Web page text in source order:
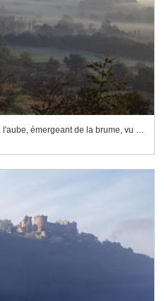
Château de Castelnau-Bretenoux, à l'aube, émergeant de la brume, vu depuis Loubressac